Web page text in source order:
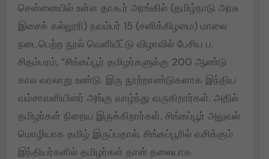
சென்னையில் உள்ள தாகூர் அரங்கில் (தமிழ்நாடு அரசு
இசைக் கல்லூரி) நவம்பர் 15 (சனிக்கிழமை) மாலை
நடைபெற்ற நூல் வெளியீட்டு விழாவில் பேசிய ப.
சிதம்பரம், “சிங்கப்பூர் தமிழர்களுக்கு 200 ஆண்டு
கால வரலாறு உண்டு. இரு நூற்றாண்டுகளாக இந்திய
வம்சாவளியினர் அங்கு வாழ்ந்து வருகிறார்கள். அதில்
தமிழர்கள் நிறைய இருக்கிறார்கள். சிங்கப்பூர் அலுவல்
மொழியாக தமிழ் இருப்பதால், சிங்கப்பூரில் வசிக்கும்
இந்தியர்களில் தமிழர்கள் தான் தலையாக